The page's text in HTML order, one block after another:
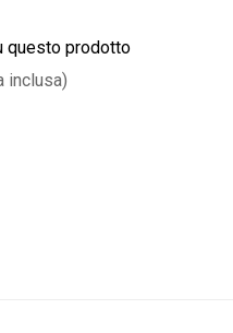
questo prodotto
inclusa)